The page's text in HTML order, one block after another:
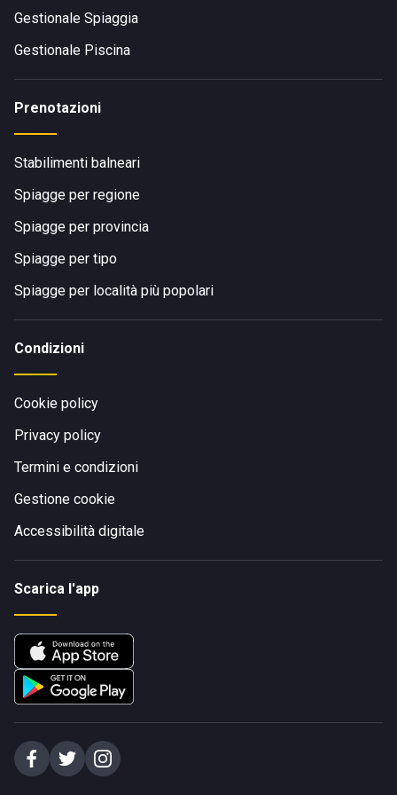
Gestionale Spiaggia
Gestionale Piscina
Prenotazioni
Stabilimenti balneari
Spiagge per regione
Spiagge per provincia
Spiagge per tipo
Spiagge per località più popolari
Condizioni
Cookie policy
Privacy policy
Termini e condizioni
Gestione cookie
Accessibilità digitale
Scarica l'app